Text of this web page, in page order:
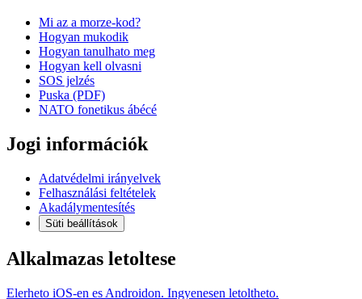
Mi az a morze-kod?
Hogyan mukodik
Hogyan tanulhato meg
Hogyan kell olvasni
SOS jelzés
Puska (PDF)
NATO fonetikus ábécé
Jogi információk
Adatvédelmi irányelvek
Felhasználási feltételek
Akadálymentesítés
Süti beállítások
Alkalmazas letoltese
Elerheto iOS-en es Androidon. Ingyenesen letoltheto.